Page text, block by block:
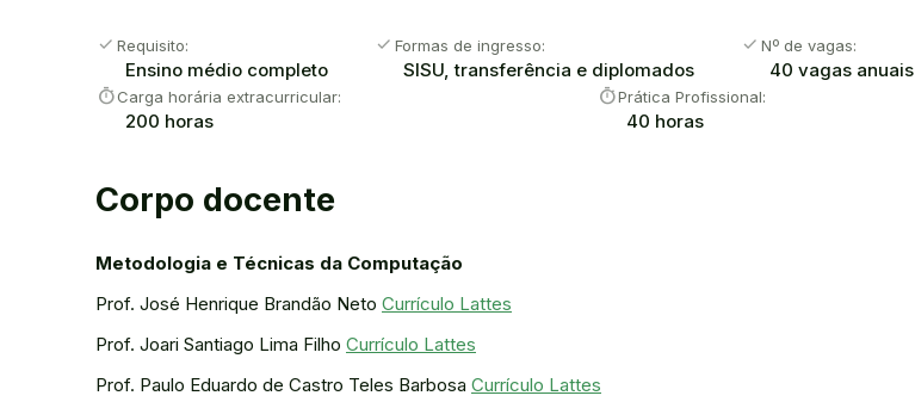
check Requisito:
Ensino médio completo
checkFormas de ingresso:
SISU, transferência e diplomados
checkNº de vagas:
40 vagas anuais
timerCarga horária extracurricular:
200 horas
timerPrática Profissional:
40 horas
Corpo docente
Metodologia e Técnicas da Computação
Prof. José Henrique Brandão Neto Currículo Lattes
Prof. Joari Santiago Lima Filho Currículo Lattes
Prof. Paulo Eduardo de Castro Teles Barbosa Currículo Lattes